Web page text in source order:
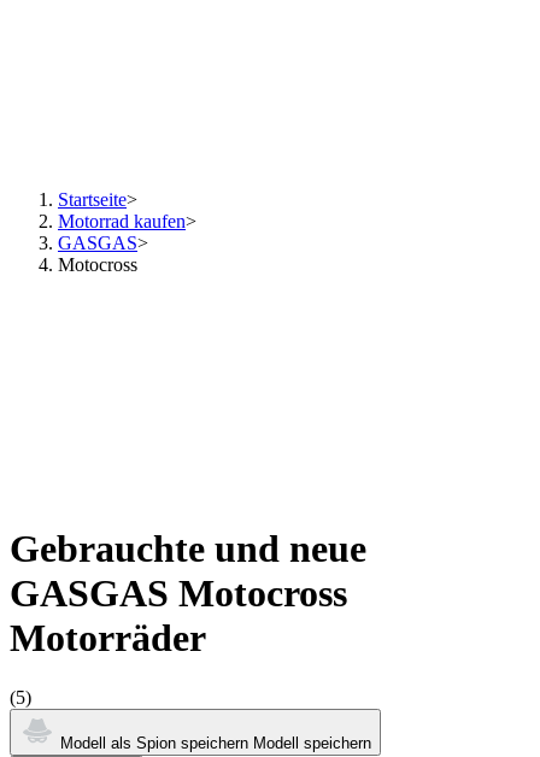
Startseite>
Motorrad kaufen>
GASGAS>
Motocross
Gebrauchte und neue
GASGAS Motocross
Motorräder
(5)
Modell als Spion speichern Modell speichern